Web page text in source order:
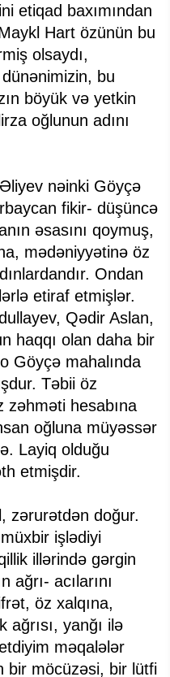
etiqad baxımından
Hart özünün bu
olsaydı,
dünənimizin, bu
böyük və yetkin
oğlunun adını
nəinki Göyçə
fikir- düşüncə
əsasını qoymuş,
mədəniyyətinə öz
Ondan
etiraf etmişlər.
Qədir Aslan,
haqqı olan daha bir
Göyçə mahalında
Təbii öz
zəhməti hesabına
oğluna müyəssər
Layiq olduğu
etmişdir.
zərurətdən doğur.
işlədiyi
illərində gərgin
ağrı- acılarını
öz xalqına,
ağrısı, yanğı ilə
məqalələr
bir möcüzəsi, bir lütfi